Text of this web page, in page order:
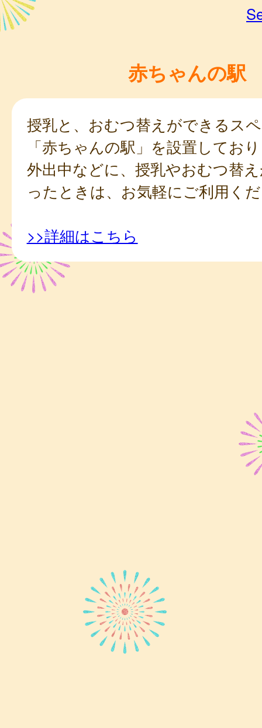
赤ちゃんの駅
授乳と、おむつ替えができるス
「赤ちゃんの駅」を設置してお
外出中などに、授乳やおむつ替
ったときは、お気軽にご利用く
>>詳細はこちら